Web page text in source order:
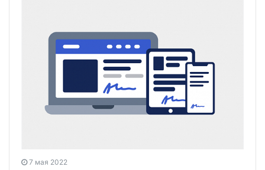
7 мая 2022